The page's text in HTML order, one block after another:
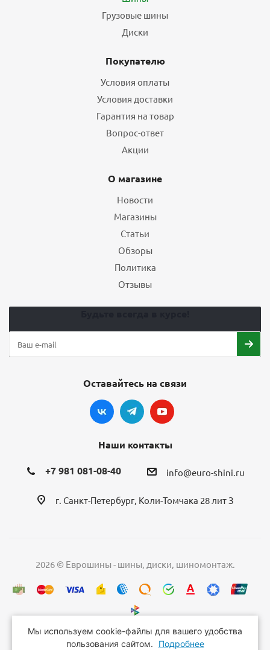
Грузовые шины
Диски
Покупателю
Условия оплаты
Условия доставки
Гарантия на товар
Вопрос-ответ
Акции
О магазине
Новости
Магазины
Статьи
Обзоры
Политика
Отзывы
Оставайтесь на связи
Наши контакты
+7 981 081-08-40 info@euro-shini.ru
г. Санкт-Петербург, Коли-Томчака 28 лит З
2026 © Еврошины - шины, диски, шиномонтаж.
Мы используем cookie-файлы для вашего удобства
пользования сайтом.
Подробнее